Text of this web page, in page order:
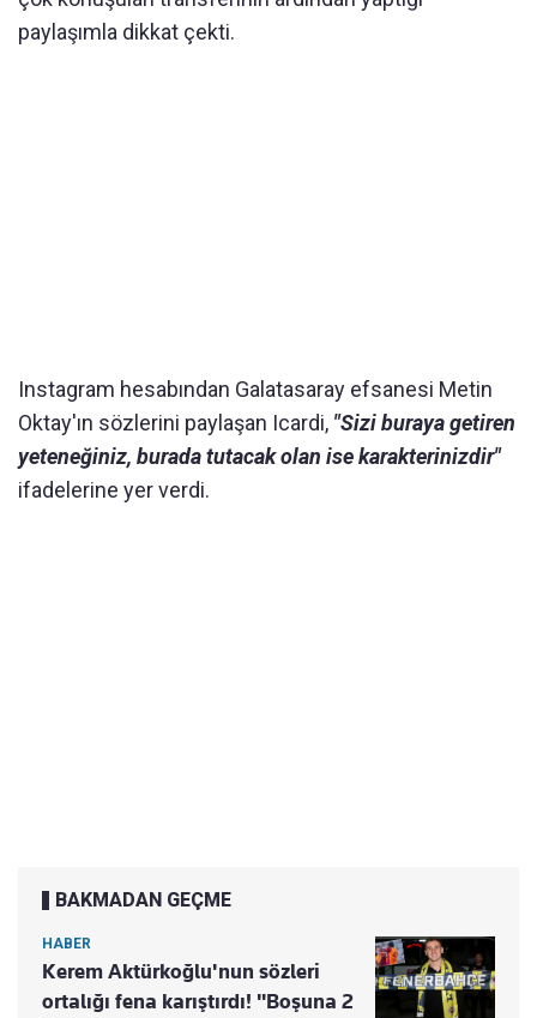
paylaşımla dikkat çekti.
Instagram hesabından Galatasaray efsanesi Metin
Oktay'ın sözlerini paylaşan Icardi, "Sizi buraya getiren
yeteneğiniz, burada tutacak olan ise karakterinizdir"
ifadelerine yer verdi.
BAKMADAN GEÇME
HABER
Kerem Aktürkoğlu'nun sözleri
ortalığı fena karıştırdı! "Boşuna 2